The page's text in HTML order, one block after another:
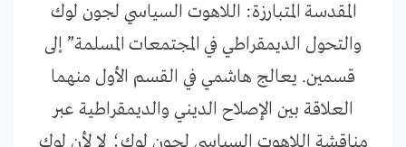
المقدسة المتبارزة: اللاهوت السياسي لجون لوك
والتحول الديمقراطي في المجتمعات المسلمة” إلى
قسمين. يعالج هاشمي في القسم الأول منهما
العلاقة بين الإصلاح الديني والديمقراطية عبر